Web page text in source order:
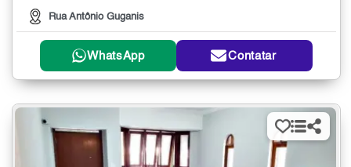
Rua Antônio Guganis
WhatsApp Contatar